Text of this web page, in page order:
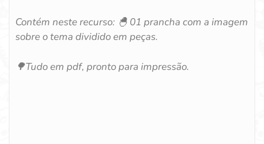
Contém neste recurso: 🐣 01 prancha com a imagem
sobre o tema dividido em peças.
🌳Tudo em pdf, pronto para impressão.